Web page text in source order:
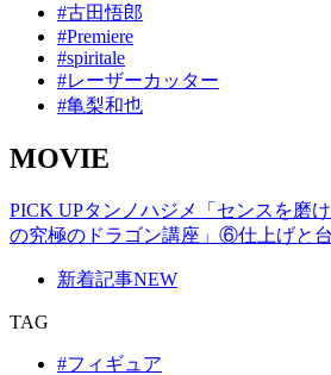
#古田悟郎
#Premiere
#spiritale
#レーザーカッター
#亀梨和也
MOVIE
PICK UPタンノハジメ「センスを磨
の究極のドラゴン講座」⑥仕上げと
新着記事NEW
TAG
#フィギュア